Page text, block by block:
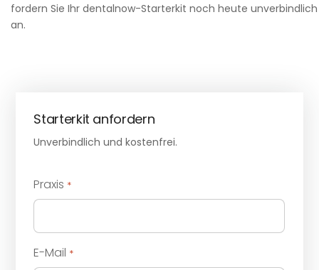
fordern Sie Ihr dentalnow-Starterkit noch heute unverbindlich
an.
Starterkit anfordern
Unverbindlich und kostenfrei.
Praxis *
E-Mail *